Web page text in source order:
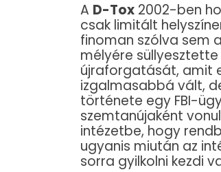
A D-Tox 2002-ben
csak limitált
finoman szólva sem
mélyére
újraforgatását, amit
izgalmasabbá vált,
története egy FBI-
szemtanújaként
intézetbe, hogy
ugyanis miután az
sorra gyilkolni kezdi